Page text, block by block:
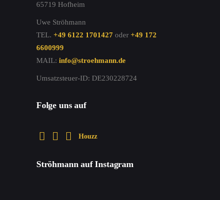
65719 Hofheim
Uwe Ströhmann
TEL. +49 6122 1701427 oder +49 172
6600999
MAIL: info@stroehmann.de
Umsatzsteuer-ID: DE230228724
Folge uns auf
Houzz
Ströhmann auf Instagram